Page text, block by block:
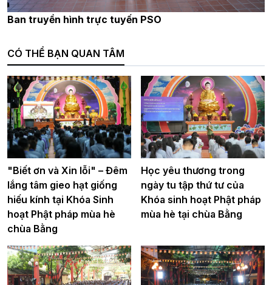
Ban truyền hình trực tuyến PSO
CÓ THỂ BẠN QUAN TÂM
"Biết ơn và Xin lỗi" – Đêm
lắng tâm gieo hạt giống
hiếu kính tại Khóa Sinh
hoạt Phật pháp mùa hè
chùa Bằng
Học yêu thương trong
ngày tu tập thứ tư của
Khóa sinh hoạt Phật pháp
mùa hè tại chùa Bằng